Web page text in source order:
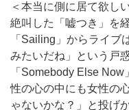
＜本当に側に居て欲し
絶叫した「嘘つき」を
「Sailing」からライブ
みたいだね」という戸
「Somebody Else
性の心の中にも女性の
ゃないかな？」と投げ